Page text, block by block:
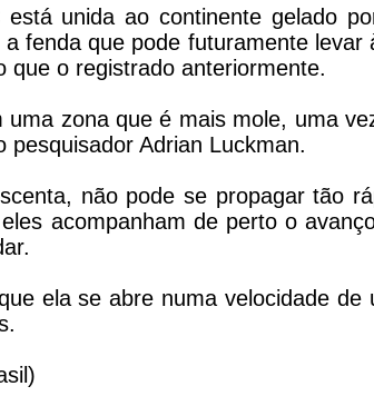
unida ao continente gelado
fenda que pode futuramente
que o registrado anteriormente.
uma zona que é mais mole, uma
pesquisador Adrian Luckman.
não pode se propagar tão
acompanham de perto o
ela se abre numa velocidade